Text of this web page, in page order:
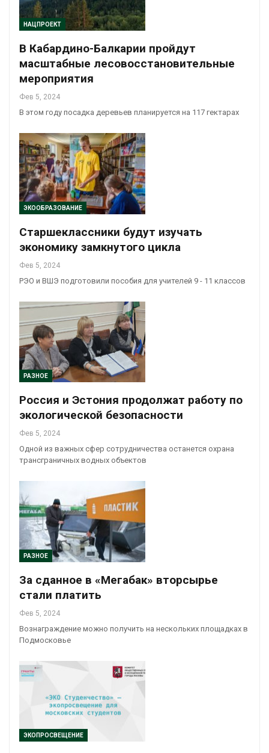
НАЦПРОЕКТ
В Кабардино-Балкарии пройдут
масштабные лесовосстановительные
мероприятия
Фев 5, 2024
В этом году посадка деревьев планируется на 117 гектарах
ЭКООБРАЗОВАНИЕ
Старшеклассники будут изучать
экономику замкнутого цикла
Фев 5, 2024
РЭО и ВШЭ подготовили пособия для учителей 9 - 11 классов
РАЗНОЕ
Россия и Эстония продолжат работу по
экологической безопасности
Фев 5, 2024
Одной из важных сфер сотрудничества останется охрана
трансграничных водных объектов
РАЗНОЕ
За сданное в «Мегабак» вторсырье
стали платить
Фев 5, 2024
Вознаграждение можно получить на нескольких площадках в
Подмосковье
ЭКОПРОСВЕЩЕНИЕ